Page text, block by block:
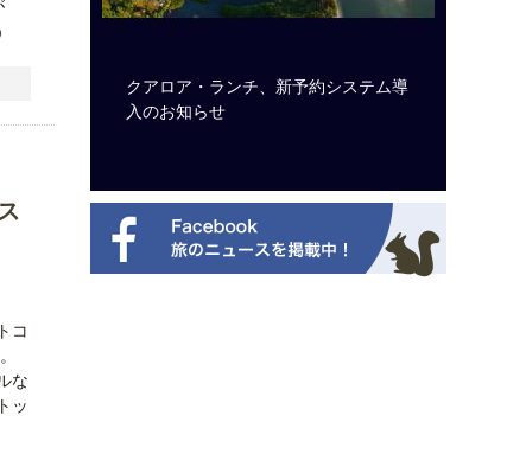
コ
な
ッ
ッフェ
クアロア・ランチ、新予約システム導
入のお知らせ